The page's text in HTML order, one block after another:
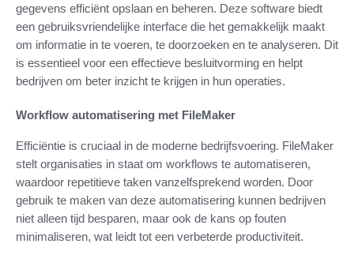
gegevens efficiënt opslaan en beheren. Deze software biedt
een gebruiksvriendelijke interface die het gemakkelijk maakt
om informatie in te voeren, te doorzoeken en te analyseren. Dit
is essentieel voor een effectieve besluitvorming en helpt
bedrijven om beter inzicht te krijgen in hun operaties.
Workflow automatisering met FileMaker
Efficiëntie is cruciaal in de moderne bedrijfsvoering. FileMaker
stelt organisaties in staat om workflows te automatiseren,
waardoor repetitieve taken vanzelfsprekend worden. Door
gebruik te maken van deze automatisering kunnen bedrijven
niet alleen tijd besparen, maar ook de kans op fouten
minimaliseren, wat leidt tot een verbeterde productiviteit.